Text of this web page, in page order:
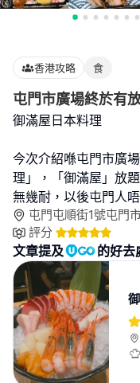
香港攻略 食
屯門市廣場終於有
御滿屋日本料理
今次介紹喺屯門市廣
理」，「御滿屋」放
無幾耐，以後屯門人
屯門屯順街1號屯門
評分
文章提及 的好去